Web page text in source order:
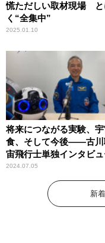
慌ただしい取材現場 と
く“全集中”
2025.01.10
将来につながる実験、
食、そして今後――古川
宙飛行士単独インタビ
2024.07.05
新